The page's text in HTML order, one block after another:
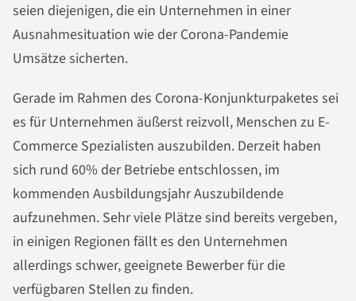
seien diejenigen, die ein Unternehmen in einer
Ausnahmesituation wie der Corona-Pandemie
Umsätze sicherten.
Gerade im Rahmen des Corona-Konjunkturpaketes sei
es für Unternehmen äußerst reizvoll, Menschen zu E-
Commerce Spezialisten auszubilden. Derzeit haben
sich rund 60% der Betriebe entschlossen, im
kommenden Ausbildungsjahr Auszubildende
aufzunehmen. Sehr viele Plätze sind bereits vergeben,
in einigen Regionen fällt es den Unternehmen
allerdings schwer, geeignete Bewerber für die
verfügbaren Stellen zu finden.